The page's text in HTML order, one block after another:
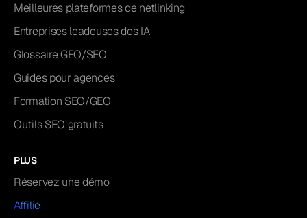
Meilleures plateformes de netlinking
Entreprises leadeuses des IA
Glossaire GEO/SEO
Guides pour agences
Formation SEO/GEO
Outils SEO gratuits
PLUS
Réservez une démo
Affilié